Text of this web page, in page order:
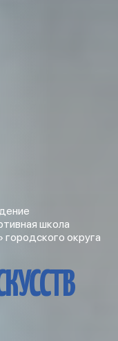
школа
округа